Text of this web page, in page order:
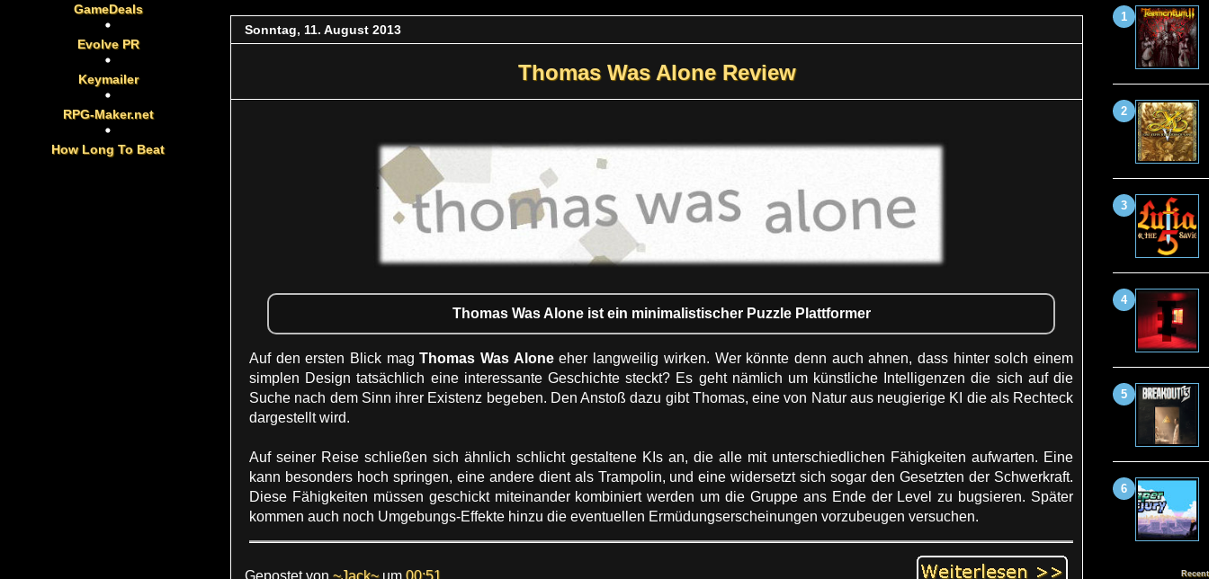
Sonntag, 11. August 2013
Thomas Was Alone Review
Thomas Was Alone ist ein minimalistischer Puzzle Plattformer
Auf den ersten Blick magThomas Was Aloneeher langweilig wirken. Wer könnte denn auch ahnen, dass hinter solch einem
simplen Design tatsächlich eine interessante Geschichte steckt? Es geht nämlich um künstliche Intelligenzen die sich auf die
Suche nach dem Sinn ihrer Existenz begeben. Den Anstoß dazu gibt Thomas, eine von Natur aus neugierige KI die als Rechteck
dargestellt wird.
Auf seiner Reise schließen sich ähnlich schlicht gestaltene KIs an, die alle mit unterschiedlichen Fähigkeiten aufwarten. Eine
kann besonders hoch springen, eine andere dient als Trampolin, und eine widersetzt sich sogar den Gesetzten der Schwerkraft.
Diese Fähigkeiten müssen geschickt miteinander kombiniert werden um die Gruppe ans Ende der Level zu bugsieren. Später
kommen auch noch Umgebungs-Effekte hinzu die eventuellen Ermüdungserscheinungen vorzubeugen versuchen.
Gepostet von ~Jack~ um 00:51
GameDeals
Evolve PR
Keymailer
RPG-Maker.net
How Long To Beat